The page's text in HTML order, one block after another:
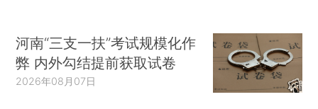
河南“三支一扶”考试规模化作
弊 内外勾结提前获取试卷
2026年08月07日